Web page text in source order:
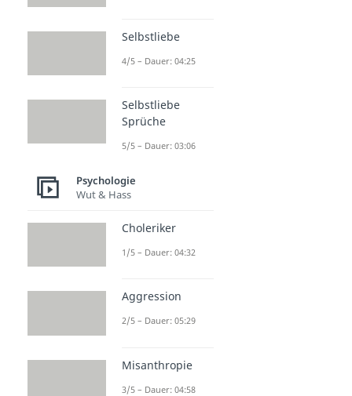
Selbstliebe
4/5 – Dauer: 04:25
Selbstliebe
Sprüche
5/5 – Dauer: 03:06
Psychologie
Wut & Hass
Choleriker
1/5 – Dauer: 04:32
Aggression
2/5 – Dauer: 05:29
Misanthropie
3/5 – Dauer: 04:58